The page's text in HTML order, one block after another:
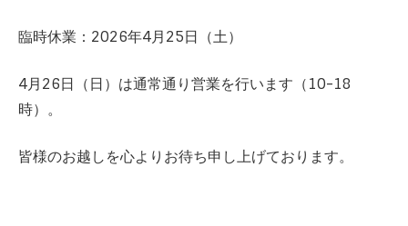
臨時休業：2026年4月25日（土）
4月26日（日）は通常通り営業を行います（10-18
時）。
皆様のお越しを心よりお待ち申し上げております。